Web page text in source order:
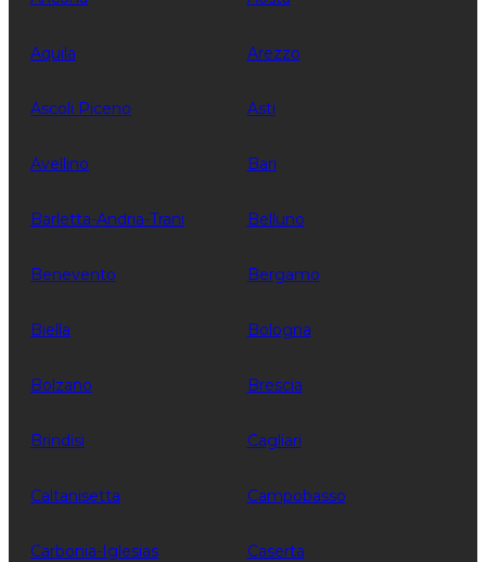
Aquila Arezzo
Ascoli Piceno Asti
Avellino Bari
Barletta-Andria-Trani Belluno
Benevento Bergamo
Biella Bologna
Bolzano Brescia
Brindisi Cagliari
Caltanisetta Campobasso
Carbonia-Iglesias Caserta